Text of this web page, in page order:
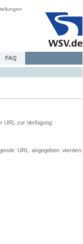
FAQ
URL zur Verfügung:
URL angegeben werden: